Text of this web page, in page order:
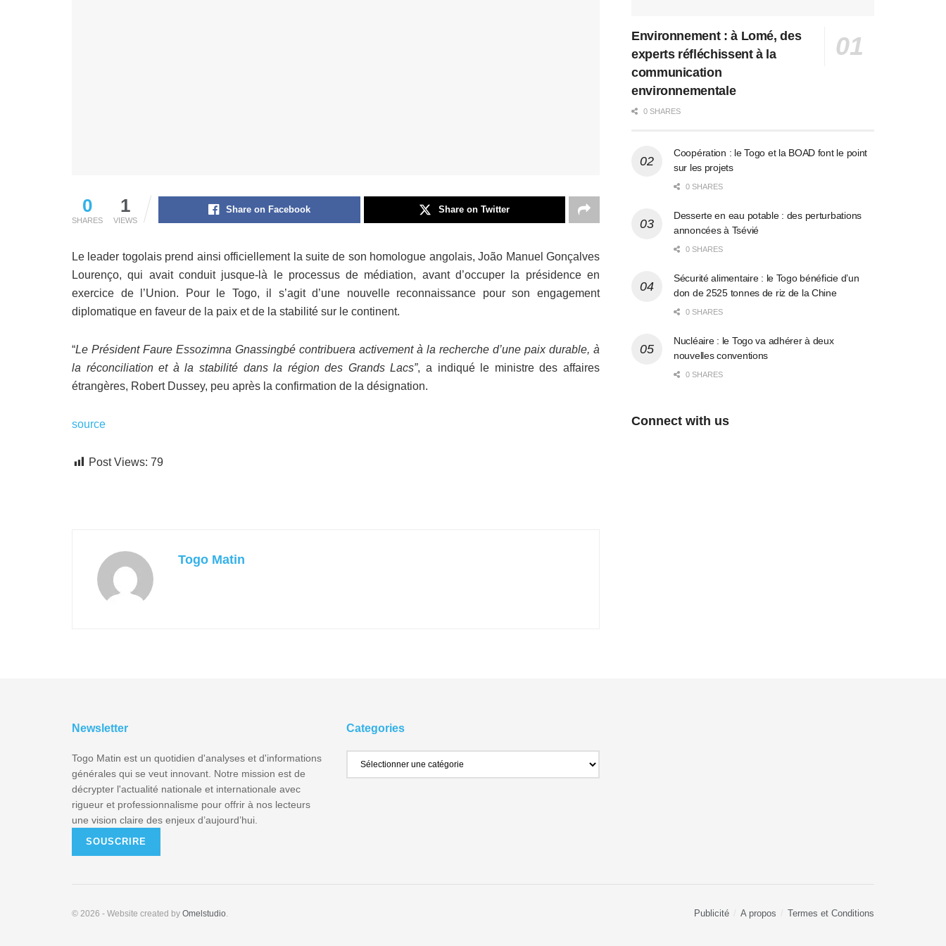
0
SHARES
1
VIEWS
Share on Facebook Share on Twitter
Le leader togolais prend ainsi officiellement la suite de son homologue angolais, João Manuel Gonçalves
Lourenço, qui avait conduit jusque-là le processus de médiation, avant d’occuper la présidence en
exercice de l’Union. Pour le Togo, il s’agit d’une nouvelle reconnaissance pour son engagement
diplomatique en faveur de la paix et de la stabilité sur le continent.
“Le Président Faure Essozimna Gnassingbé contribuera activement à la recherche d’une paix durable, à
la réconciliation et à la stabilité dans la région des Grands Lacs”, a indiqué le ministre des affaires
étrangères, Robert Dussey, peu après la confirmation de la désignation.
source
Post Views: 79
Togo Matin
Environnement : à Lomé, des
experts réfléchissent à la
communication
environnementale
0 SHARES
Coopération : le Togo et la BOAD font le point
sur les projets
0 SHARES
Desserte en eau potable : des perturbations
annoncées à Tsévié
0 SHARES
Sécurité alimentaire : le Togo bénéficie d’un
don de 2525 tonnes de riz de la Chine
0 SHARES
Nucléaire : le Togo va adhérer à deux
nouvelles conventions
0 SHARES
Connect with us
Newsletter
Togo Matin est un quotidien d'analyses et d'informations
générales qui se veut innovant. Notre mission est de
décrypter l'actualité nationale et internationale avec
rigueur et professionnalisme pour offrir à nos lecteurs
une vision claire des enjeux d’aujourd’hui.
SOUSCRIRE
Categories
Publicité A propos Termes et Conditions
© 2026 - Website created by Omelstudio.